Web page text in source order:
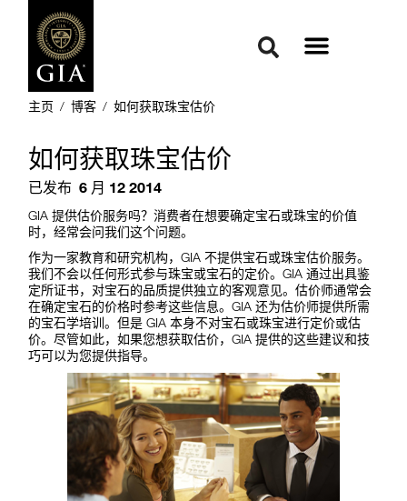
主页 / 博客 / 如何获取珠宝估价
如何获取珠宝估价
已发布 6 月 12 2014
GIA 提供估价服务吗？消费者在想要确定宝石或珠宝的价值
时，经常会问我们这个问题。
作为一家教育和研究机构，GIA 不提供宝石或珠宝估价服务。
我们不会以任何形式参与珠宝或宝石的定价。GIA 通过出具鉴
定所证书，对宝石的品质提供独立的客观意见。估价师通常会
在确定宝石的价格时参考这些信息。GIA 还为估价师提供所需
的宝石学培训。但是 GIA 本身不对宝石或珠宝进行定价或估
价。尽管如此，如果您想获取估价，GIA 提供的这些建议和技
巧可以为您提供指导。